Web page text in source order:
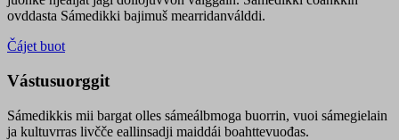
ovddasta Sámedikki bajimuš mearridanválddi.
Čájet buot
Vástusuorggit
Sámedikkis mii bargat olles sámeálbmoga buorrin, vuoi sámegielain
ja kultuvrras livčče eallinsadji maiddái boahttevuođas.